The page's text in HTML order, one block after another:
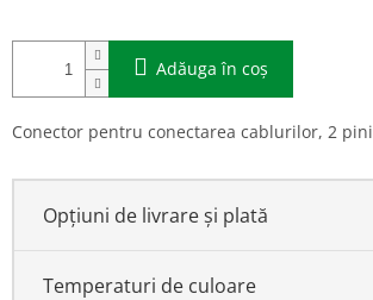
Adăuga în coş
Conector pentru conectarea cablurilor, 2 pini
Opțiuni de livrare și plată
Temperaturi de culoare